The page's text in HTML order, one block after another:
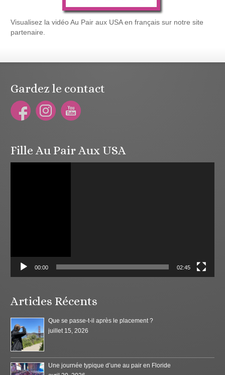
Visualisez la vidéo Au Pair aux USA en français sur notre site
partenaire.
Gardez le contact
Fille Au Pair Aux USA
00:00 02:45
Articles Récents
Que se passe-t-il après le placement ?
juillet 15, 2026
Une journée typique d’une au pair en Floride